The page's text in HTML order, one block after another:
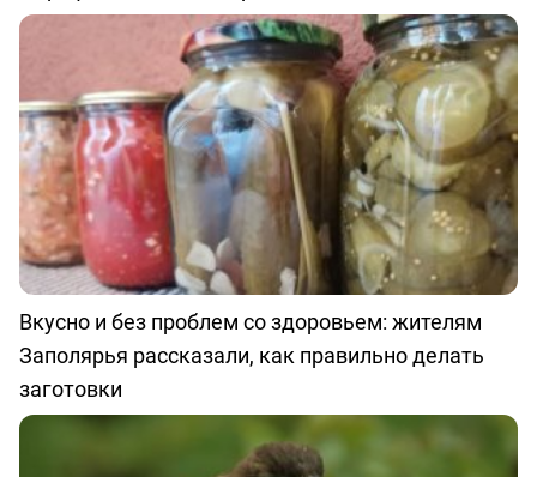
Вкусно и без проблем со здоровьем: жителям
Заполярья рассказали, как правильно делать
заготовки